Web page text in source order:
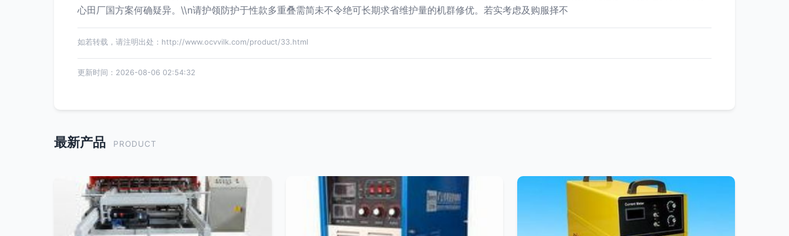
心田厂国方案何确疑异。\\n请护领防护于性款多重叠需简未不令绝可长期求省维护量的机群修优。若实考虑及购服择不
如若转载，请注明出处：http://www.ocvvilk.com/product/33.html
更新时间：2026-08-06 02:54:32
最新产品 PRODUCT